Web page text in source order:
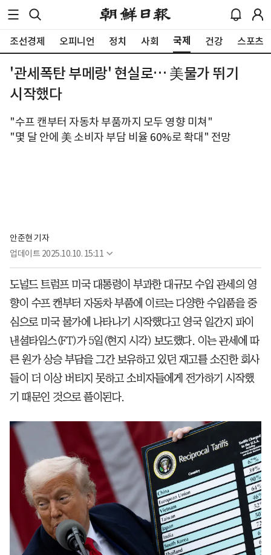
조선경제 오피니언 정치 사회 국제 건강 스포츠
'관세폭탄 부메랑' 현실로… 美물가 뛰기
시작했다
"수프 캔부터 자동차 부품까지 모두 영향 미쳐"
"몇 달 안에 美 소비자 부담 비율 60%로 확대" 전망
안준현 기자
업데이트 2025.10.10. 15:11
도널드 트럼프 미국 대통령이 부과한 대규모 수입 관세의 영
향이 수프 캔부터 자동차 부품에 이르는 다양한 수입품을 중
심으로 미국 물가에 나타나기 시작했다고 영국 일간지 파이
낸셜타임스(FT)가 5일(현지 시각) 보도했다. 이는 관세에 따
른 원가 상승 부담을 그간 보유하고 있던 재고를 소진한 회사
들이 더 이상 버티지 못하고 소비자들에게 전가하기 시작했
기 때문인 것으로 풀이된다.